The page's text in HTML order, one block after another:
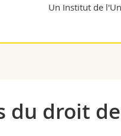
Un Institut de
du droit